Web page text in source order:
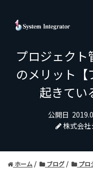
プロジェク
のメリット
起きてい
公開日
株式会社
ホーム ブログ
プロ